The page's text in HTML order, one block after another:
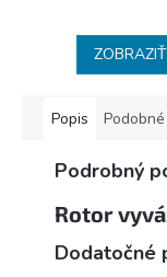
Popis
Podrobný
Rotor
Dodatočné